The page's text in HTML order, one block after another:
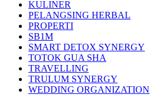
KULINER
PELANGSING HERBAL
PROPERTI
SB1M
SMART DETOX SYNERGY
TOTOK GUA SHA
TRAVELLING
TRULUM SYNERGY
WEDDING ORGANIZATION